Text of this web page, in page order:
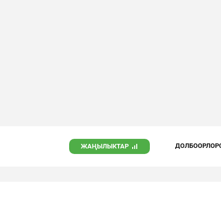
ЖАҢЫЛЫКТАР ДОЛБООРЛОР